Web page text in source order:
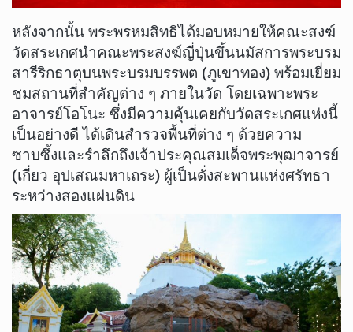
หลังจากนั้น พระพรหมสิทธิได้มอบหมายให้คณะสงฆ์
วัดสระเกศนำคณะพระสงฆ์ญี่ปุ่นขึ้นนมัสการพระบรม
สารีริกธาตุบนพระบรมบรรพต (ภูเขาทอง) พร้อมเยี่ยม
ชมสถานที่สำคัญต่าง ๆ ภายในวัด โดยเฉพาะพระ
อาจารย์โอโนะ ซึ่งมีความคุ้นเคยกับวัดสระเกศแห่งนี้
เป็นอย่างดี ได้เดินสำรวจพื้นที่ต่าง ๆ ด้วยความ
ซาบซึ้งและรำลึกถึงเจ้าประคุณสมเด็จพระพุฒาจารย์
(เกี่ยว อุปเสณมหาเถระ) ผู้เป็นดั่งสะพานแห่งศรัทธา
ระหว่างสองแผ่นดิน